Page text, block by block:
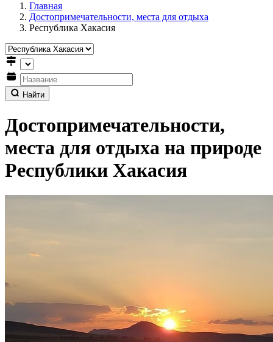
Главная
Достопримечательности, места для отдыха
Республика Хакасия
Найти
Достопримечательности,
места для отдыха на природе
Республики Хакасия